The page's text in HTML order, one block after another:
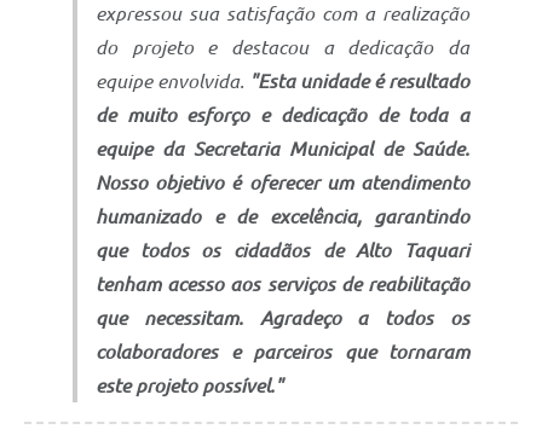
expressou sua satisfação com a realização
do projeto e destacou a dedicação da
equipe envolvida. "Esta unidade é resultado
de muito esforço e dedicação de toda a
equipe da Secretaria Municipal de Saúde.
Nosso objetivo é oferecer um atendimento
humanizado e de excelência, garantindo
que todos os cidadãos de Alto Taquari
tenham acesso aos serviços de reabilitação
que necessitam. Agradeço a todos os
colaboradores e parceiros que tornaram
este projeto possível."